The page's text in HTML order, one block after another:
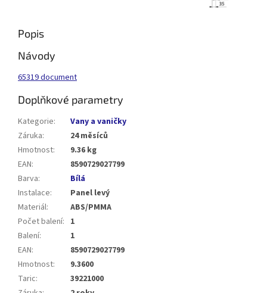
Popis
Návody
65319 document
Doplňkové parametry
Kategorie:
Vany a vaničky
Záruka:
24 měsíců
Hmotnost:
9.36 kg
EAN:
8590729027799
Barva:
Bílá
Instalace:
Panel levý
Materiál:
ABS/PMMA
Počet balení: 1
Balení:
1
EAN:
8590729027799
Hmotnost:
9.3600
Taric:
39221000